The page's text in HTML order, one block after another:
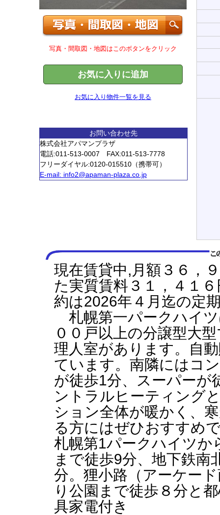
写真・間取図・地図はこのボタンをクリック
お気に入りに追加
お気に入り物件一覧を見る
お問い合わせ先
株式会社アパマンプラザ
電話:011-513-0007 FAX:011-513-7778
フリーダイヤル:0120-015510（携帯可）
E-mail: info2@apaman-plaza.co.jp
現在賃貸中,月額３６，
た実質賃料３１，４１
約は2026年４月迄の定
札幌第一パークハイ
００戸以上の分譲型大
理人室があります。自
ています。南隣にはコ
が徒歩1分、スーパーが
ントラルヒーティング
ション全体が暖かく、
る方にはぜひおすすめ
札幌第1パークハイツか
まで徒歩9分、地下鉄南
分。狸小路（アーケー
り公園まで徒歩８分と
具家電付き